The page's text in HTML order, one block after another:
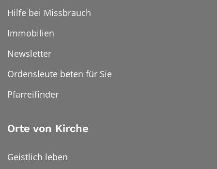
Hilfe bei Missbrauch
Immobilien
Newsletter
Ordensleute beten für Sie
Pfarreifinder
Orte von Kirche
Geistlich leben